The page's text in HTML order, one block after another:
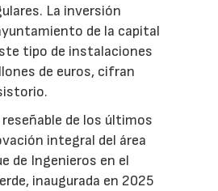
La inversión
de la capital
tipo de instalaciones
de euros, cifran
de los últimos
integral del área
de Ingenieros en el
inaugurada en 2025